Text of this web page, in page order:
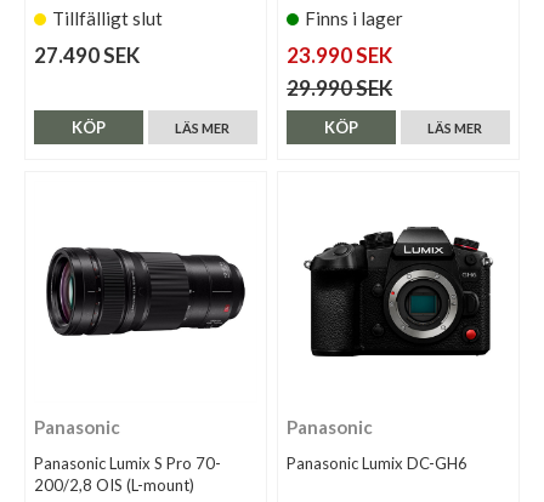
Tillfälligt slut
27.490 SEK
LÄS MER
KÖP
Finns i lager
23.990 SEK
29.990 SEK
LÄS MER
KÖP
Panasonic
Panasonic Lumix S Pro 70-
200/2,8 OIS (L-mount)
Panasonic
Panasonic Lumix DC-GH6